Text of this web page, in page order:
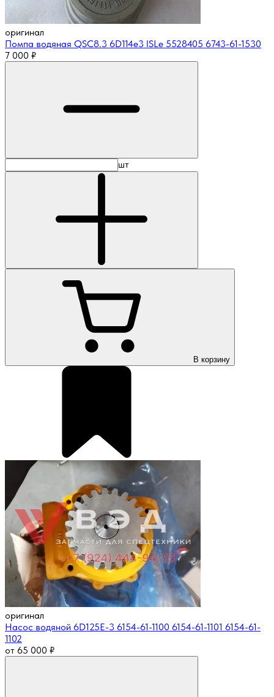
оригинал
Помпа водяная QSC8.3 6D114e3 ISLe 5528405 6743-61-1530
7 000 ₽
шт
В корзину
оригинал
Насос водяной 6D125E-3 6154-61-1100 6154-61-1101 6154-61-
1102
от 65 000 ₽